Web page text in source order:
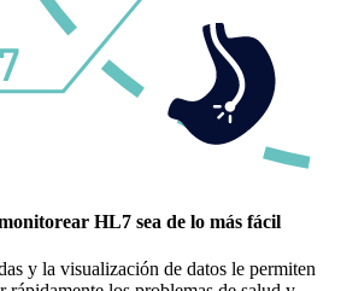
HL7 sea de lo más fácil
y la visualización de datos le permiten